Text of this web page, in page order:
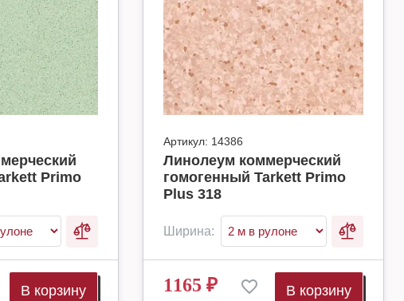
Primo
В корзину
Артикул: 14386
Линолеум коммерческий
гомогенный Tarkett Primo
Plus 318
Ширина:
1165 ₽ В корзину